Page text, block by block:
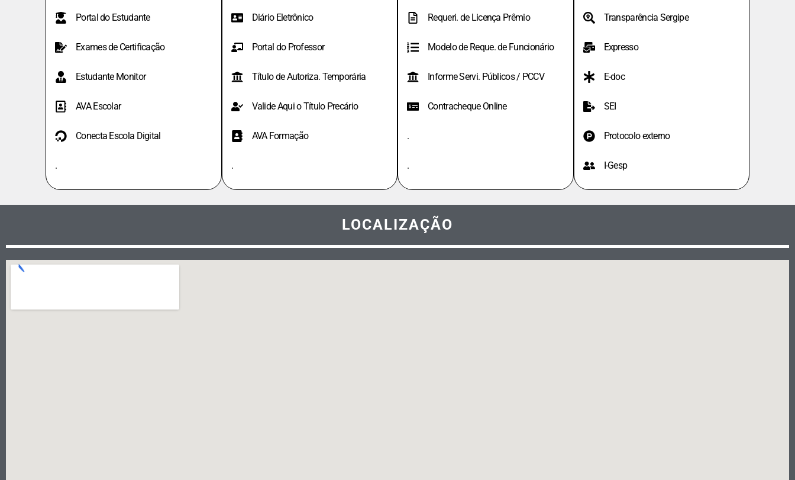
Portal do Estudante
Exames de Certificação
Estudante Monitor
AVA Escolar
Conecta Escola Digital
.
Diário Eletrônico
Portal do Professor
Título de Autoriza. Temporária
Valide Aqui o Título Precário
AVA Formação
.
Requeri. de Licença Prêmio
Modelo de Reque. de Funcionário
Informe Servi. Públicos / PCCV
Contracheque Online
.
.
Transparência Sergipe
Expresso
E-doc
SEI
Protocolo externo
I-Gesp
LOCALIZAÇÃO